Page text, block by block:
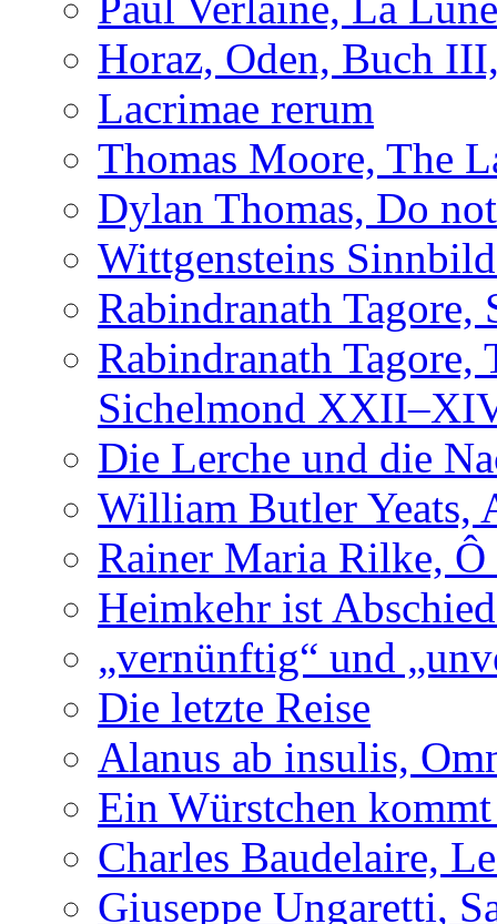
Horaz, Oden, Buch
Lacrimae rerum
Thomas Moore, The
Dylan Thomas, Do
Wittgensteins
Rabindranath
Rabindranath Tagore,
Sichelmond
Die Lerche und die
William Butler Yeats,
Rainer Maria Rilke, Ô
Heimkehr ist
„vernünftig“ und
Die letzte Reise
Alanus ab insulis,
Ein Würstchen
Charles Baudelaire,
Giuseppe Ungaretti,